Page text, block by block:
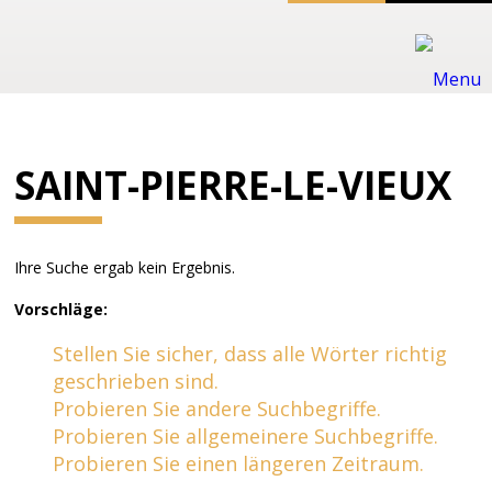
SAINT-PIERRE-LE-VIEUX
Ihre Suche ergab kein Ergebnis.
Vorschläge:
Stellen Sie sicher, dass alle Wörter richtig
geschrieben sind.
Probieren Sie andere Suchbegriffe.
Probieren Sie allgemeinere Suchbegriffe.
Probieren Sie einen längeren Zeitraum.